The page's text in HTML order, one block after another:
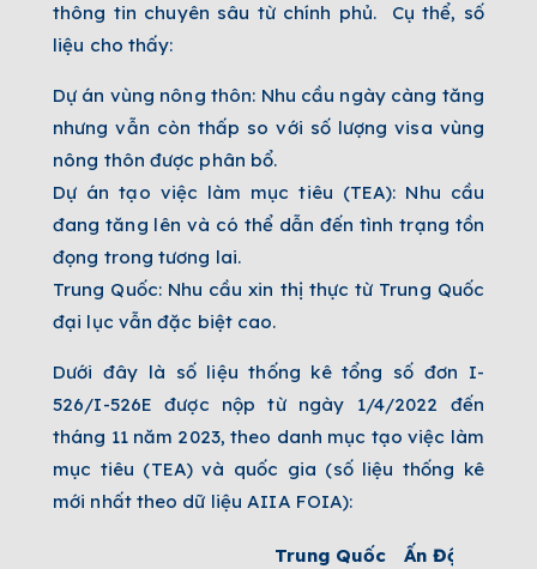
thông tin chuyên sâu từ chính phủ. Cụ thể, số
liệu cho thấy:
Dự án vùng nông thôn: Nhu cầu ngày càng tăng
nhưng vẫn còn thấp so với số lượng visa vùng
nông thôn được phân bổ.
Dự án tạo việc làm mục tiêu (TEA): Nhu cầu
đang tăng lên và có thể dẫn đến tình trạng tồn
đọng trong tương lai.
Trung Quốc: Nhu cầu xin thị thực từ Trung Quốc
đại lục vẫn đặc biệt cao.
Dưới đây là số liệu thống kê tổng số đơn I-
526/I-526E được nộp từ ngày 1/4/2022 đến
tháng 11 năm 2023, theo danh mục tạo việc làm
mục tiêu (TEA) và quốc gia (số liệu thống kê
mới nhất theo dữ liệu AIIA FOIA):
Trung Quốc Ấn Độ